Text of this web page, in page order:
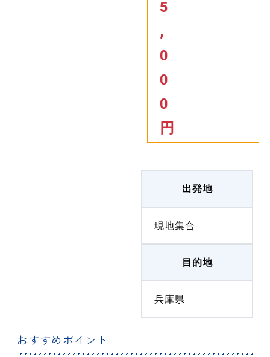
5
,
0
0
0
円
出発地
現地集合
目的地
兵庫県
おすすめポイント